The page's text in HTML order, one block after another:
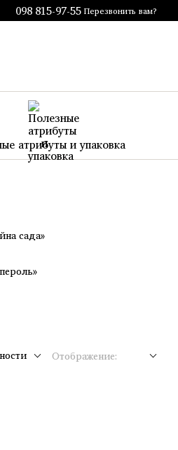
098 815-97-55 Перезвонить вам?
атрибуты и упаковка
сада»
Отображение: